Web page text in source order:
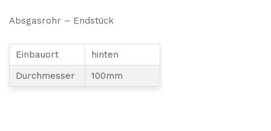
Absgasrohr – Endstück
Einbauort
hinten
Durchmesser
100mm